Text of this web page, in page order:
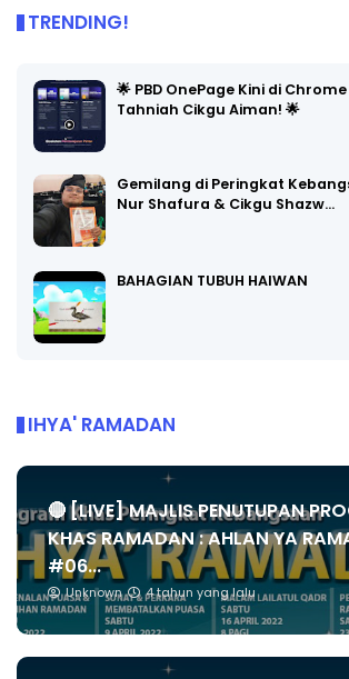
TRENDING!
🌟 PBD OnePage Kini di
Tahniah Cikgu Aiman! 🌟
Gemilang di Peringkat
Nur Shafura & Cikgu Shazw…
BAHAGIAN TUBUH HAIWAN
IHYA' RAMADAN
🔴 [LIVE] MAJLIS PENUTUPAN
KHAS RAMADAN : AHLAN YA
#06...
Unknown 4 tahun yang lalu